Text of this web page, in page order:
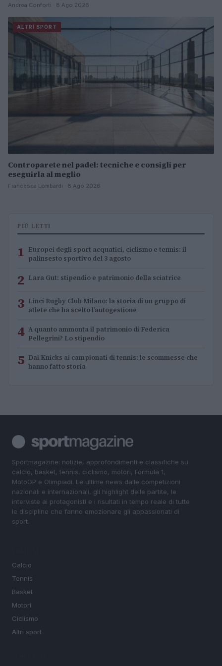
Andrea Conforti · 8 Ago 2026
ALTRI SPORT
Controparete nel padel: tecniche e consigli per
eseguirla al meglio
Francesca Lombardi · 8 Ago 2026
PIÙ LETTI
1 Europei degli sport acquatici, ciclismo e tennis: il
palinsesto sportivo del 3 agosto
2 Lara Gut: stipendio e patrimonio della sciatrice
3 Linci Rugby Club Milano: la storia di un gruppo di
atlete che ha scelto l’autogestione
4 A quanto ammonta il patrimonio di Federica
Pellegrini? Lo stipendio
5 Dai Knicks ai campionati di tennis: le scommesse che
hanno fatto storia
Sportmagazine: notizie, approfondimenti e classifiche su
calcio, basket, tennis, ciclismo, motori, Formula 1,
MotoGP e Olimpiadi. Le ultime news dalle competizioni
nazionali e internazionali, gli highlight delle partite, le
interviste ai protagonisti e i risultati in tempo reale di tutte
le discipline che fanno emozionare gli appassionati di
sport.
Calcio
Tennis
Basket
Motori
Ciclismo
Altri sport